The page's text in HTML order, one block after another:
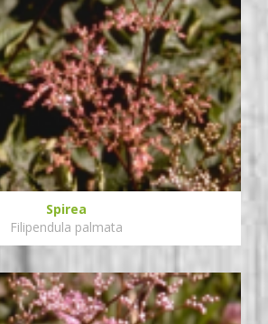
Spirea
Filipendula palmata